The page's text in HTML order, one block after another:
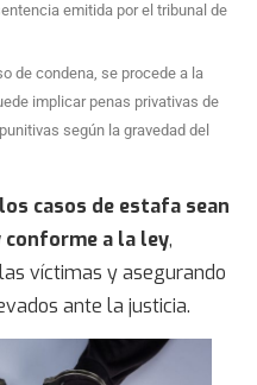
emitida por el tribunal de
de condena, se procede a la
implicar penas privativas de
según la gravedad del
casos de estafa sean
a la ley,
víctimas y asegurando
ante la justicia.